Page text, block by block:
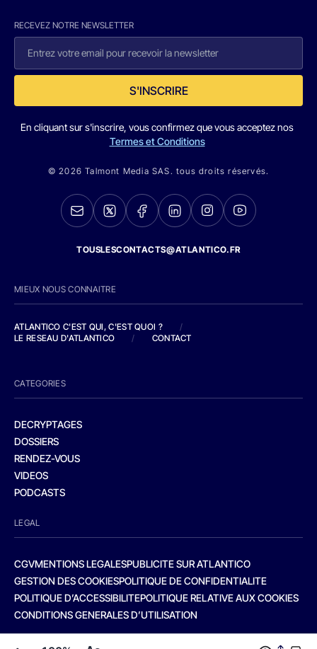
RECEVEZ NOTRE NEWSLETTER
S'INSCRIRE
En cliquant sur s'inscrire, vous confirmez que vous acceptez nos
Termes et Conditions
© 2026 Talmont Media SAS. tous droits réservés.
TOUSLESCONTACTS@ATLANTICO.FR
MIEUX NOUS CONNAITRE
ATLANTICO C'EST QUI, C'EST QUOI ?
/
LE RESEAU D'ATLANTICO
/ CONTACT
CATEGORIES
DECRYPTAGES
DOSSIERS
RENDEZ-VOUS
VIDEOS
PODCASTS
LEGAL
CGVMENTIONS LEGALESPUBLICITE SUR ATLANTICO
GESTION DES COOKIESPOLITIQUE DE CONFIDENTIALITE
POLITIQUE D’ACCESSIBILITEPOLITIQUE RELATIVE AUX COOKIES
CONDITIONS GENERALES D’UTILISATION